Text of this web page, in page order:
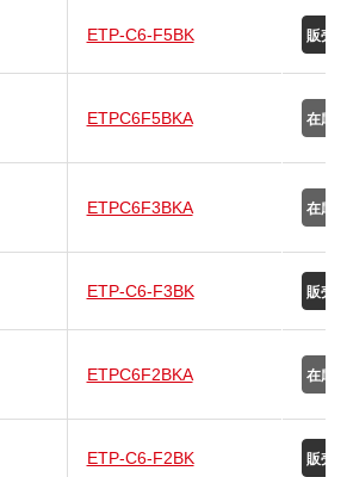
ETP-C6-F5BK
ETPC6F5BKA
ETPC6F3BKA
ETP-C6-F3BK
ETPC6F2BKA
ETP-C6-F2BK